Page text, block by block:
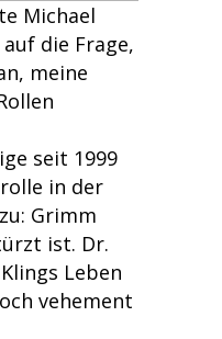
Michael
die Frage,
meine
seit 1999
in der
Grimm
ist. Dr.
Leben
vehement